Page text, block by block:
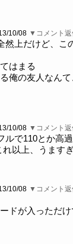
10/08 ▼コメント返
然上だけど、こ
はまる
俺の友人なん
10/08 ▼コメント返
ルで110とか高
れ以上、うます
10/08 ▼コメント返
ドが入っただけ